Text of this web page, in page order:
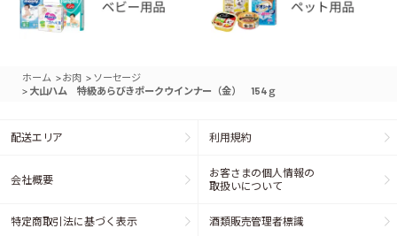
ホーム >お肉 > ソーセージ
> 大山ハム 特級あらびきポークウインナー（金） 154ｇ
配送エリア 利用規約
会社概要
お客さまの個人情報の
取扱いについて
特定商取引法に基づく表示 酒類販売管理者標識